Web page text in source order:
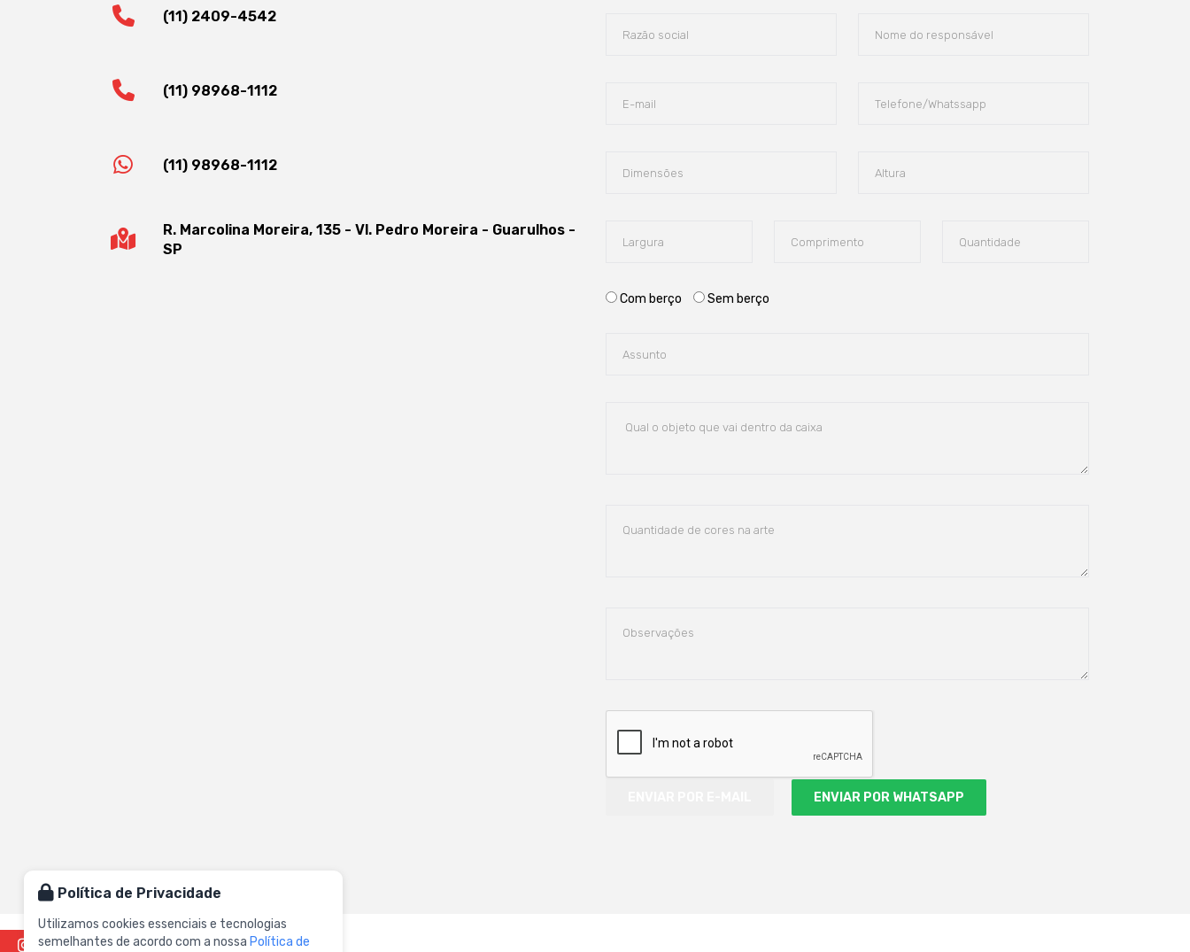
(11) 2409-4542
(11) 98968-1112
(11) 98968-1112
R. Marcolina Moreira, 135 - Vl. Pedro Moreira - Guarulhos -
SP
Com berço Sem berço
ENVIAR POR WHATSAPP
Instagram
Política de Privacidade
Utilizamos cookies essenciais e tecnologias
semelhantes de acordo com a nossa Política de